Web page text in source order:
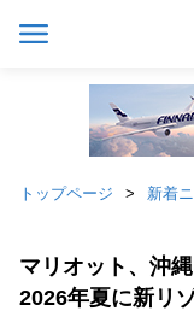
トップページ 新着
マリオット、沖
2026年夏に新リ